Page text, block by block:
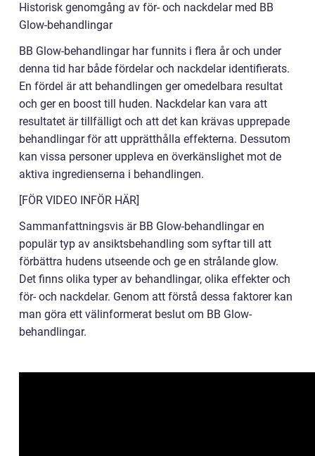
Historisk genomgång av för- och nackdelar med BB
Glow-behandlingar
BB Glow-behandlingar har funnits i flera år och under
denna tid har både fördelar och nackdelar identifierats.
En fördel är att behandlingen ger omedelbara resultat
och ger en boost till huden. Nackdelar kan vara att
resultatet är tillfälligt och att det kan krävas upprepade
behandlingar för att upprätthålla effekterna. Dessutom
kan vissa personer uppleva en överkänslighet mot de
aktiva ingredienserna i behandlingen.
[FÖR VIDEO INFÖR HÄR]
Sammanfattningsvis är BB Glow-behandlingar en
populär typ av ansiktsbehandling som syftar till att
förbättra hudens utseende och ge en strålande glow.
Det finns olika typer av behandlingar, olika effekter och
för- och nackdelar. Genom att förstå dessa faktorer kan
man göra ett välinformerat beslut om BB Glow-
behandlingar.